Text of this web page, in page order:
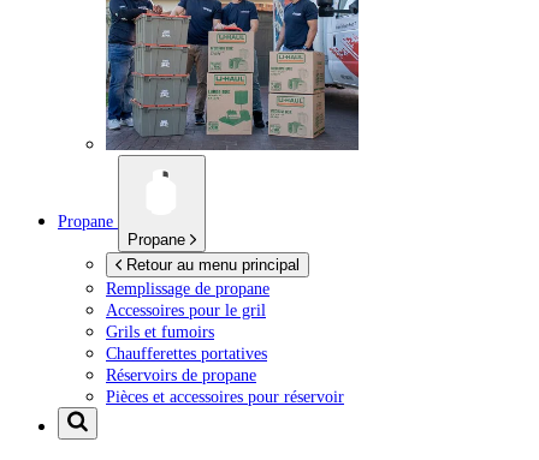
Propane
Propane
Retour au menu principal
Remplissage de propane
Accessoires pour le gril
Grils et fumoirs
Chaufferettes portatives
Réservoirs de propane
Pièces et accessoires pour réservoir